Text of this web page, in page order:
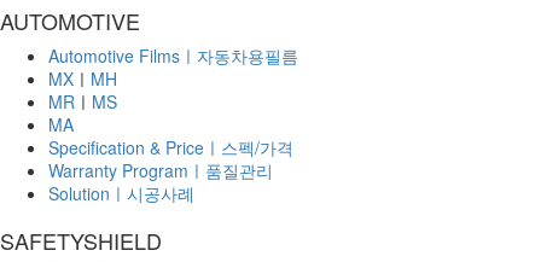
AUTOMOTIVE
Automotive Filmsㅣ자동차용필름
MX ㅣ MH
MR ㅣ MS
MA
Specification & Priceㅣ스펙/가격
Warranty Programㅣ품질관리
Solutionㅣ시공사례
SAFETYSHIELD